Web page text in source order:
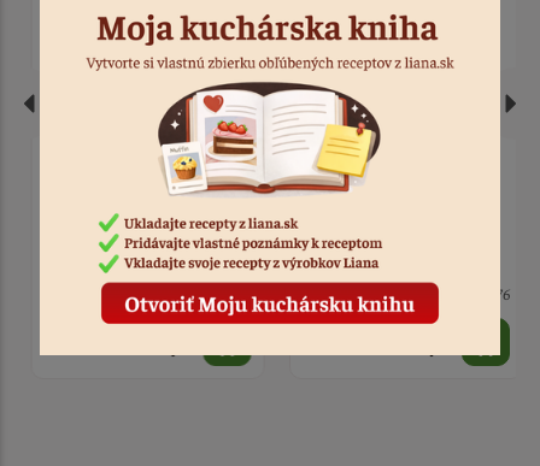
Podložka hrubá
strieborná 32 cm
Kód: 8798
zlato-čierna hladký
okraj 28 cm
> 10 Kód: 3876